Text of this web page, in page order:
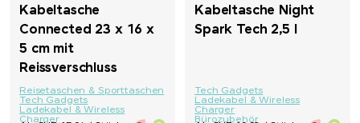
Kabeltasche
Connected 23 x 16 x
5 cm mit
Reissverschluss
Reisetaschen & Sporttaschen
Tech Gadgets
Ladekabel & Wireless
Charger
Kabeltasche Night
Spark Tech 2,5 l
Tech Gadgets
Ladekabel & Wireless
Charger
Bürozubehör